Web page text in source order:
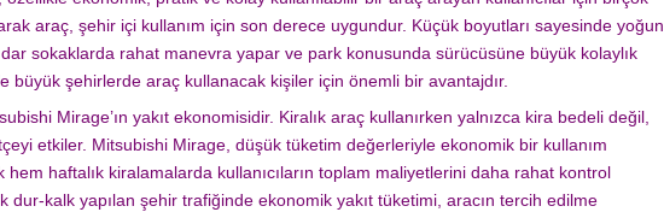
araç, şehir içi kullanım için son derece uygundur. Küçük boyutları sayesinde yoğun
sokaklarda rahat manevra yapar ve park konusunda sürücüsüne büyük kolaylık
büyük şehirlerde araç kullanacak kişiler için önemli bir avantajdır.
Mirage’ın yakıt ekonomisidir. Kiralık araç kullanırken yalnızca kira bedeli değil,
etkiler. Mitsubishi Mirage, düşük tüketim değerleriyle ekonomik bir kullanım
haftalık kiralamalarda kullanıcıların toplam maliyetlerini daha rahat kontrol
dur-kalk yapılan şehir trafiğinde ekonomik yakıt tüketimi, aracın tercih edilme